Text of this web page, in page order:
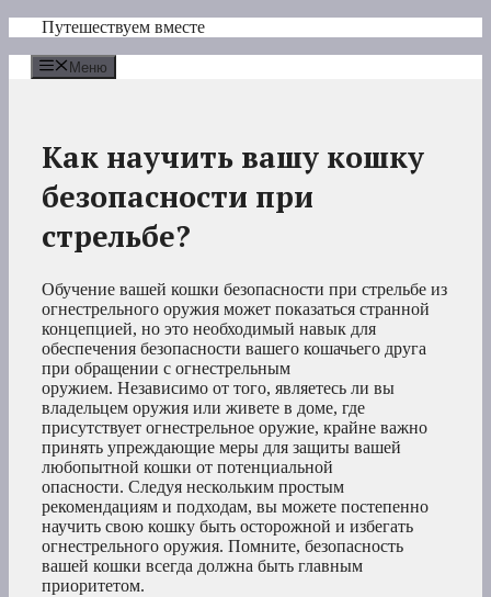
Перейти
содержимому
Путешествуем вместе
Меню
Как научить вашу кошку
безопасности при
стрельбе?
Обучение вашей кошки безопасности при стрельбе из
огнестрельного оружия может показаться странной
концепцией, но это необходимый навык для
обеспечения безопасности вашего кошачьего друга
при обращении с огнестрельным
оружием. Независимо от того, являетесь ли вы
владельцем оружия или живете в доме, где
присутствует огнестрельное оружие, крайне важно
принять упреждающие меры для защиты вашей
любопытной кошки от потенциальной
опасности. Следуя нескольким простым
рекомендациям и подходам, вы можете постепенно
научить свою кошку быть осторожной и избегать
огнестрельного оружия. Помните, безопасность
вашей кошки всегда должна быть главным
приоритетом.